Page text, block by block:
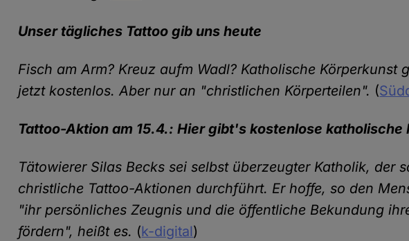
Unser tägliches Tattoo gib uns heute
Fisch am Arm? Kreuz aufm Wadl? Katholische Körperkunst
jetzt kostenlos. Aber nur an "christlichen Körperteilen". (
Tattoo-Aktion am 15.4.: Hier gibt's kostenlose katholische
Tätowierer Silas Becks sei selbst überzeugter Katholik, der
christliche Tattoo-Aktionen durchführt. Er hoffe, so den
"ihr persönliches Zeugnis und die öffentliche Bekundung
fördern", heißt es. (k-digital)